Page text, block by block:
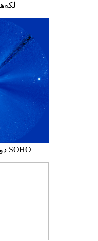
دوربین میدان دید باز SOHO